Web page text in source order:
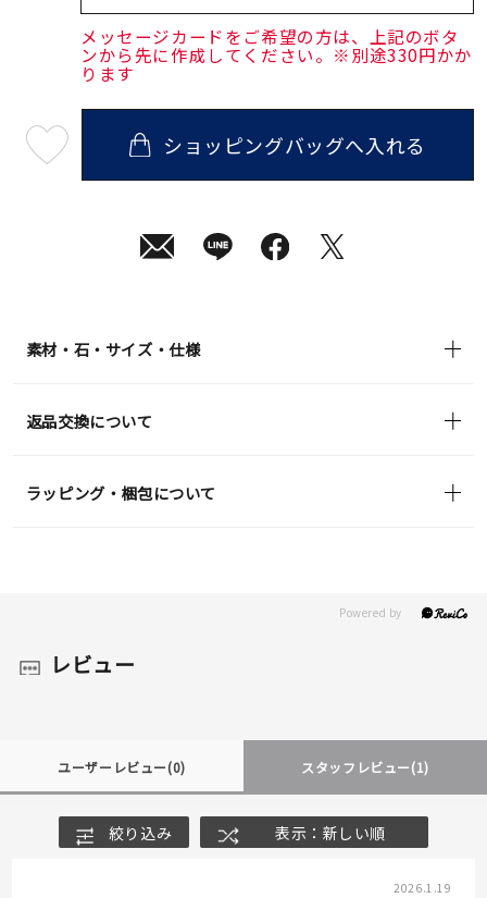
メッセージカードをご希望の方は、上記のボタ
ンから先に作成してください。※別途330円かか
ります
08
ショッピングバッグへ入れる
素材・石・サイズ・仕様
返品交換について
ラッピング・梱包について
レビュー
ユーザーレビュー(0) スタッフレビュー(1)
絞り込み 表示：新しい順
2026.1.19